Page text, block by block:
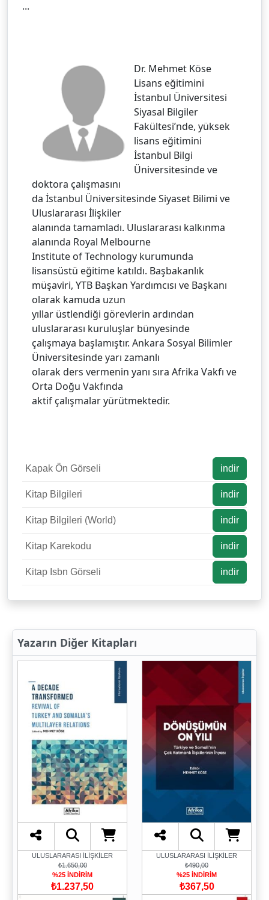
...
Dr. Mehmet Köse
Lisans eğitimini
İstanbul Üniversitesi
Siyasal Bilgiler
Fakültesi’nde, yüksek
lisans eğitimini
İstanbul Bilgi
Üniversitesinde ve
doktora çalışmasını
da İstanbul Üniversitesinde Siyaset Bilimi ve
Uluslararası İlişkiler
alanında tamamladı. Uluslararası kalkınma
alanında Royal Melbourne
Institute of Technology kurumunda
lisansüstü eğitime katıldı. Başbakanlık
müşaviri, YTB Başkan Yardımcısı ve Başkanı
olarak kamuda uzun
yıllar üstlendiği görevlerin ardından
uluslararası kuruluşlar bünyesinde
çalışmaya başlamıştır. Ankara Sosyal Bilimler
Üniversitesinde yarı zamanlı
olarak ders vermenin yanı sıra Afrika Vakfı ve
Orta Doğu Vakfında
aktif çalışmalar yürütmektedir.
Kapak Ön Görseli indir
Kitap Bilgileri indir
Kitap Bilgileri (World) indir
Kitap Karekodu indir
Kitap Isbn Görseli indir
Yazarın Diğer Kitapları
ULUSLARARASI İLİŞKİLER
₺1.650,00
%25 İNDİRİM
₺1.237,50
ULUSLARARASI İLİŞKİLER
₺490,00
%25 İNDİRİM
₺367,50